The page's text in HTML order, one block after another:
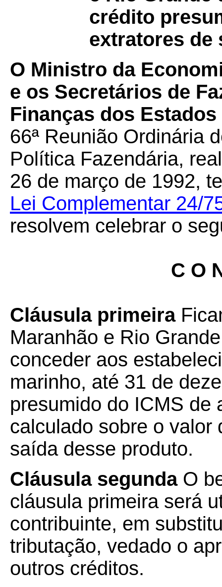
crédito
extratores de
O Ministro da
e os Secretários de
Finanças dos
66ª Reunião Ordinária
Política Fazendária,
26 de março de 1992,
Lei Complementar 24/
resolvem celebrar o
C O
Cláusula primeira
Maranhão e Rio
conceder aos
marinho, até 31 de
presumido do ICMS de
calculado sobre o valor
saída desse produto.
Cláusula segunda O
cláusula primeira será
contribuinte, em
tributação, vedado o
outros créditos.